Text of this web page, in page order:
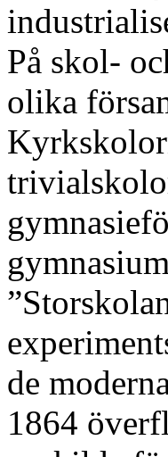
På skol-
olika
de
1864